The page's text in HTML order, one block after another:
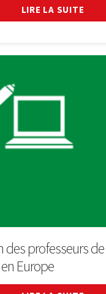
LIRE LA SUITE
des professeurs de
Europe